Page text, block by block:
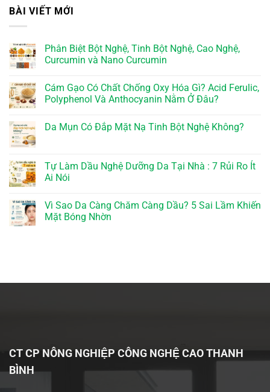
BÀI VIẾT MỚI
Phân Biệt Bột Nghệ, Tinh Bột Nghệ, Cao Nghệ,
Curcumin và Nano Curcumin
Cám Gạo Có Chất Chống Oxy Hóa Gì? Acid Ferulic,
Polyphenol Và Anthocyanin Nằm Ở Đâu?
Da Mụn Có Đắp Mặt Nạ Tinh Bột Nghệ Không?
Tự Làm Dầu Nghệ Dưỡng Da Tại Nhà : 7 Rủi Ro Ít
Ai Nói
Vì Sao Da Càng Chăm Càng Dầu? 5 Sai Lầm Khiến
Mặt Bóng Nhờn
CT CP NÔNG NGHIỆP CÔNG NGHỆ CAO THANH
BÌNH